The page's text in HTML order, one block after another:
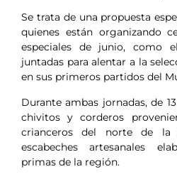
Se trata de una propuesta
quienes están organizando
especiales de junio, como
juntadas para alentar a la
en sus primeros partidos del
Durante ambas jornadas, de
chivitos y corderos
crianceros del norte de la
escabeches artesanales
primas de la región.